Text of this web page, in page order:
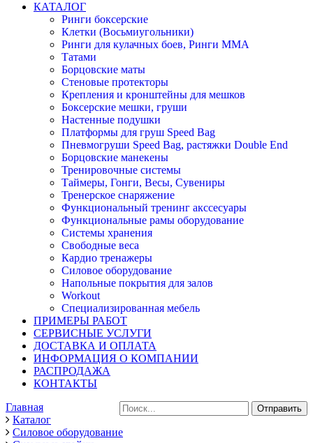
КАТАЛОГ
Ринги боксерские
Клетки (Восьмиугольники)
Ринги для кулачных боев, Ринги ММА
Татами
Борцовские маты
Стеновые протекторы
Крепления и кронштейны для мешков
Боксерские мешки, груши
Настенные подушки
Платформы для груш Speed Bag
Пневмогруши Speed Bag, растяжки Double End
Борцовские манекены
Тренировочные системы
Таймеры, Гонги, Весы, Сувениры
Тренерское снаряжение
Функциональный тренинг акссесуары
Функциональные рамы оборудование
Системы хранения
Свободные веса
Кардио тренажеры
Силовое оборудование
Напольные покрытия для залов
Workout
Специализированная мебель
ПРИМЕРЫ РАБОТ
СЕРВИСНЫЕ УСЛУГИ
ДОСТАВКА И ОПЛАТА
ИНФОРМАЦИЯ О КОМПАНИИ
РАСПРОДАЖА
КОНТАКТЫ
Главная
Каталог
Силовое оборудование